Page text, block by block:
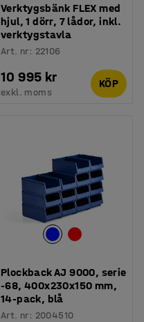
Verktygsbänk FLEX med
hjul, 1 dörr, 7 lådor, inkl.
verktygstavla
Art. nr: 22106
10 995 kr
exkl. moms
KÖP
Plockback AJ 9000, serie
-68, 400x230x150 mm,
14-pack, blå
Art. nr: 2004510